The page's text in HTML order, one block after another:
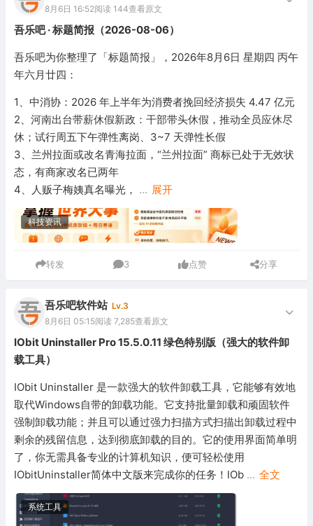
8月6日 16:52阅读 144查看原文
吾乐吧 · 标题简报（2026-08-06）
吾乐吧为你整理了「标题简报」，2026年8月6日 星期四 丙午
年六月廿四：
1、中消协：2026 年上半年为消费者挽回经济损失 4.47 亿元
2、河南出台带薪休假新政：干部带头休假，推动全员应休尽
休；试行周五下午弹性离岗、3~7 天弹性长假
3、兰州拉面或改名青海拉面，“兰州拉面” 商标已处于无效状
态，有商家改名已两年
4、人贩子梅姨真名曝光， ... 展开
科技资讯
转发 3 点赞 分享
吾乐吧软件站 Lv.3
8月6日 05:15阅读 7,285查看原文
IObit Uninstaller Pro 15.5.0.11 绿色特别版（强大的软件卸
载工具）
IObit Uninstaller 是一款强大的软件卸载工具，它能够有效地
取代Windows自带的卸载功能。它支持批量卸载和顽固软件
强制卸载功能；并且可以通过强力扫描方式扫描出卸载过程中
剩余的残留信息，达到彻底卸载的目的。它的使用界面简单明
了，你无需具备专业的计算机知识，便可轻松使用
IObitUninstaller简体中文版来完成你的任务！IOb ... 全文
系统工具